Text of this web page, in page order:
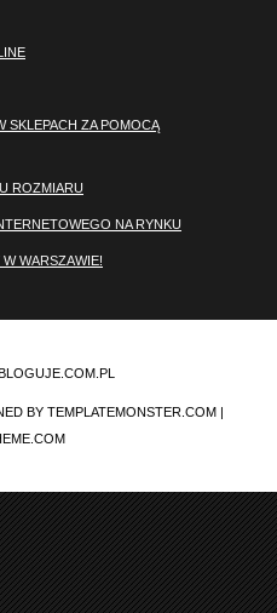
SKLEPACH ZA POMOCĄ
ROZMIARU
NA RYNKU
WARSZAWIE!
BY TEMPLATEMONSTER.COM |